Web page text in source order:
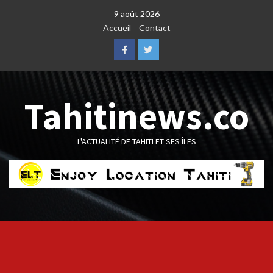
9 août 2026
Accueil
Contact
FacebookTwitter
Tahitinews.co
L'ACTUALITÉ DE TAHITI ET SES ÎLES